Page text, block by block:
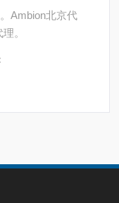
Ambion北京代
。